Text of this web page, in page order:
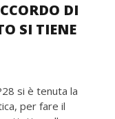
DI
SI TIENE
si è tenuta la
per fare il